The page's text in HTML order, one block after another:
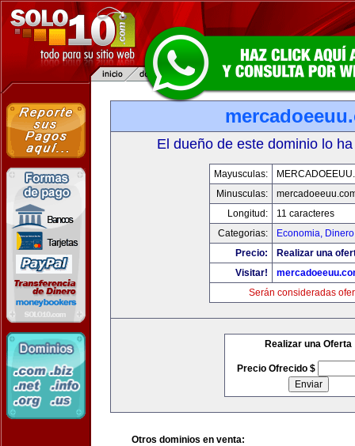
El dueño de este dominio lo
Mayusculas:
Minusculas:
Longitud:
11 caracteres
Categorias:
Economia,
Precio:
Realizar una
Visitar!
Serán consideradas
Realizar una Oferta
Precio Ofrecido $
Otros dominios en venta: